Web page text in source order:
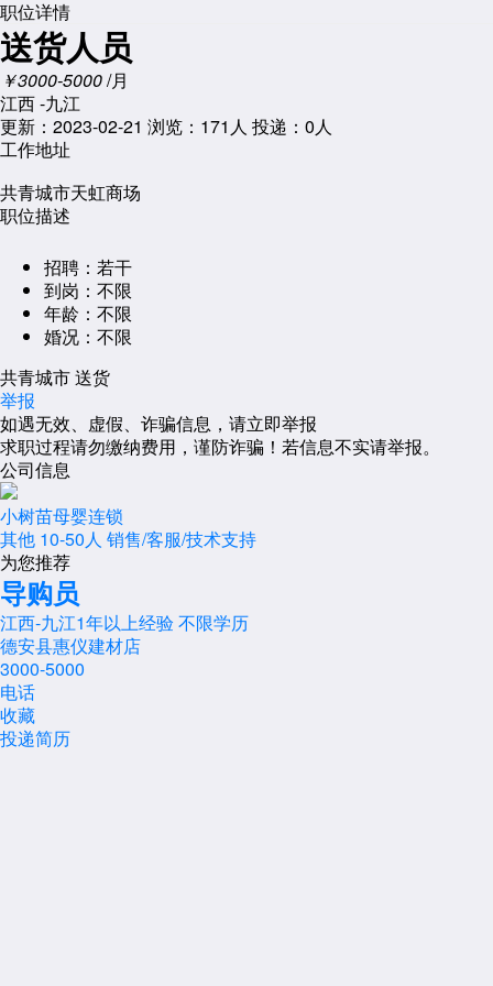
职位详情
送货人员
￥3000-5000/月
江西 -九江
更新：2023-02-21 浏览： 171人 投递：0人
工作地址
共青城市天虹商场
职位描述
招聘： 若干
到岗： 不限
年龄： 不限
婚况： 不限
共青城市 送货
举报
如遇无效、虚假、诈骗信息，请立即举报
求职过程请勿缴纳费用，谨防诈骗！若信息不实请举报。
公司信息
小树苗母婴连锁
其他 10-50人 销售/客服/技术支持
为您推荐
导购员
江西-九江1年以上经验不限学历
德安县惠仪建材店
3000-5000
电话
收藏
投递简历